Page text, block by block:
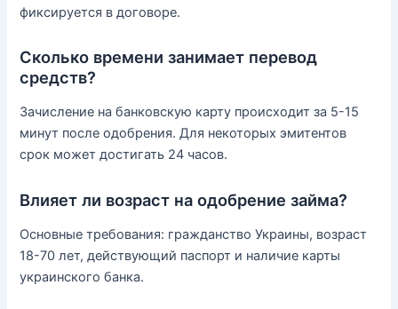
фиксируется в договоре.
Сколько времени занимает перевод
средств?
Зачисление на банковскую карту происходит за 5-15
минут после одобрения. Для некоторых эмитентов
срок может достигать 24 часов.
Влияет ли возраст на одобрение займа?
Основные требования: гражданство Украины, возраст
18-70 лет, действующий паспорт и наличие карты
украинского банка.